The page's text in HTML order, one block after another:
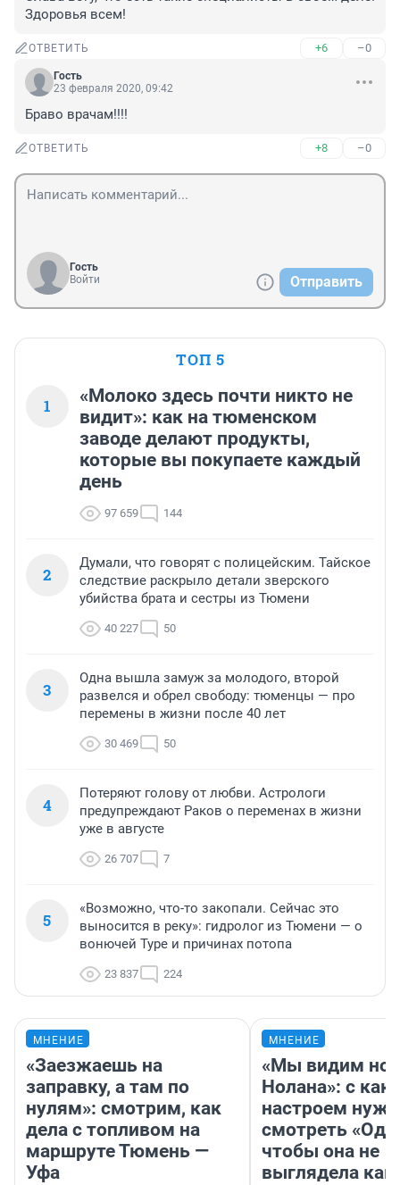
Здоровья всем!
ОТВЕТИТЬ +6 –0
Гость
23 февраля 2020, 09:42
Браво врачам!!!!
ОТВЕТИТЬ +8 –0
Гость
Войти
Отправить
ТОП 5
1
«Молоко здесь почти никто не
видит»: как на тюменском
заводе делают продукты,
которые вы покупаете каждый
день
97 659 144
2
Думали, что говорят с полицейским. Тайское
следствие раскрыло детали зверского
убийства брата и сестры из Тюмени
40 227 50
3
Одна вышла замуж за молодого, второй
развелся и обрел свободу: тюменцы — про
перемены в жизни после 40 лет
30 469 50
4
Потеряют голову от любви. Астрологи
предупреждают Раков о переменах в жизни
уже в августе
26 707 7
5
«Возможно, что-то закопали. Сейчас это
выносится в реку»: гидролог из Тюмени — о
вонючей Туре и причинах потопа
23 837 224
МНЕНИЕ
«Заезжаешь на
заправку, а там по
нулям»: смотрим, как
дела с топливом на
маршруте Тюмень —
Уфа
МНЕНИЕ
«Мы видим
Нолана»: с
настроем
смотреть
чтобы она не
выглядела как